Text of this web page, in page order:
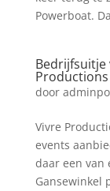
Powerboat.
Bedrijfsuitje
Productions
door
Vivre
events
daar een van
Gansewinkel